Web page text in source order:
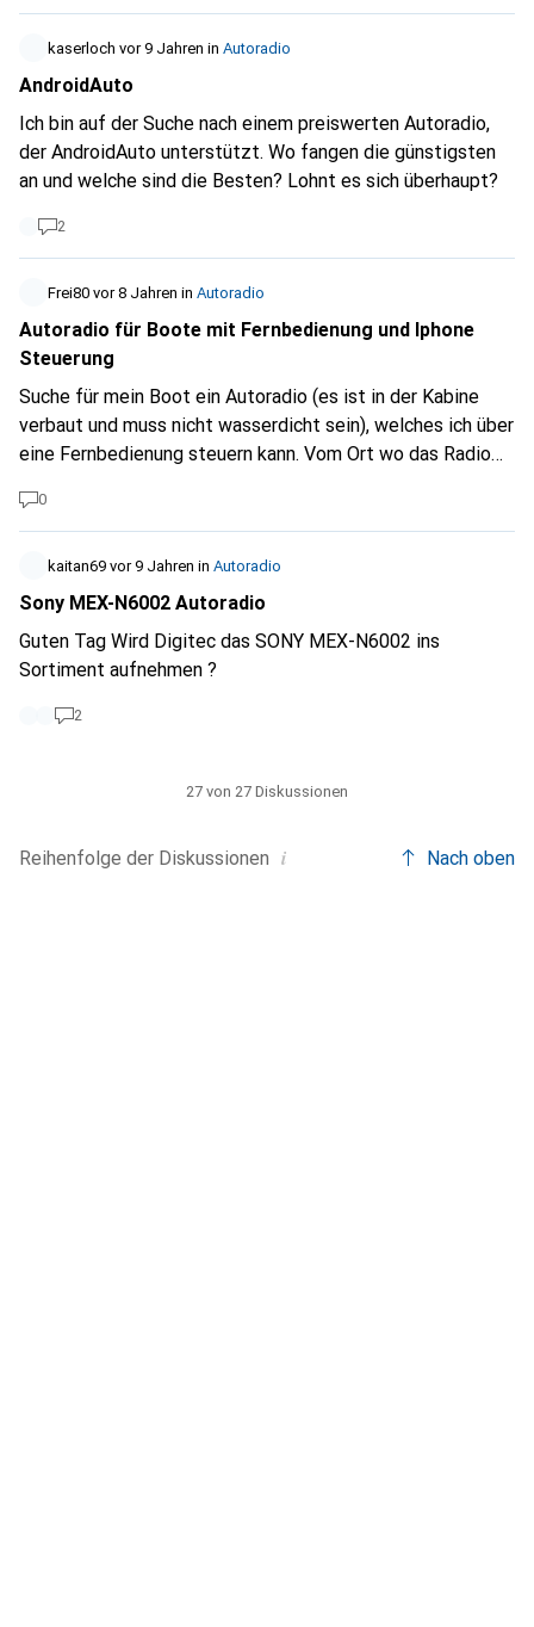
kaserloch vor 9 Jahren in Autoradio
AndroidAuto
Ich bin auf der Suche nach einem preiswerten Autoradio,
der AndroidAuto unterstützt. Wo fangen die günstigsten
an und welche sind die Besten? Lohnt es sich überhaupt?
2
Frei80 vor 8 Jahren in Autoradio
Autoradio für Boote mit Fernbedienung und Iphone
Steuerung
Suche für mein Boot ein Autoradio (es ist in der Kabine
verbaut und muss nicht wasserdicht sein), welches ich über
eine Fernbedienung steuern kann. Vom Ort wo das Radio
eine Wand dazwischen - es müsste somit eine Steuerung
über Fernbedienung und Iphone möglich sein. Zusätzlich
sollte es DAB haben. Also möchte ich auch gerne aus der
Entfernung den Radiosender wechseln und die Lautstärke
0
kaitan69 vor 9 Jahren in Autoradio
Sony MEX-N6002 Autoradio
Guten Tag Wird Digitec das SONY MEX-N6002 ins
Sortiment aufnehmen ?
2
Reihenfolge der Diskussionen i
27 von 27 Diskussionen
Nach oben